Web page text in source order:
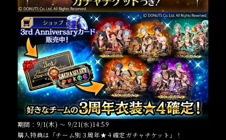
期間：9/1(木) ～ 9/21(水)14:59
購入特典は「チーム別３周年★４確定ガチャチケット」！